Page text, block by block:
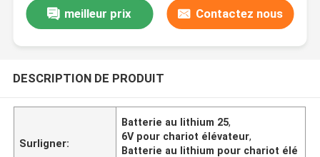
meilleur prix Contactez nous
DESCRIPTION DE PRODUIT
Surligner:
Batterie au lithium 25,
6V pour chariot élévateur,
Batterie au lithium pour chariot élé